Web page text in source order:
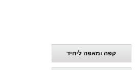
קפה ומאפה ליחיד